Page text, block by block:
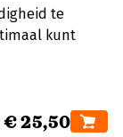
te
kunt
€ 25,50